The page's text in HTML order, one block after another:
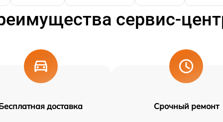
сервис-
доставка Срочный ремонт